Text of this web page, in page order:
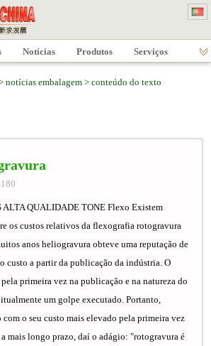
notícias embalagem > conteúdo do texto
ALTA QUALIDADE TONE Flexo Existem
os custos relativos da flexografia rotogravura
anos heliogravura obteve uma reputação de
custo a partir da publicação da indústria. O
primeira vez na publicação e na natureza do
um golpe executado. Portanto,
com o seu custo mais elevado pela primeira vez
mais longo prazo, daí o adágio: "rotogravura é
Notícias Produtos Serviços